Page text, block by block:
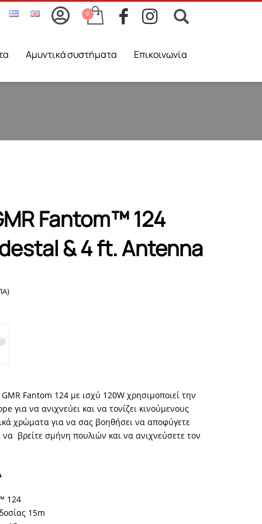
Aμυντικά συστήματα Επικοινωνία
Fantom™ 124
& 4 ft. Αntenna
Fantom 124 με ισχύ 120W χρησιμοποιεί την
για να ανιχνεύει και να τονίζει κινούμενους
χρώματα για να σας βοηθήσει να αποφύγετε
να βρείτε σμήνη πουλιών και να ανιχνεύσετε τον
124
15m